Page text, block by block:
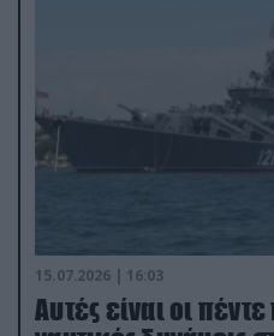
15.07.2026 | 16:03
Aυτές είναι οι